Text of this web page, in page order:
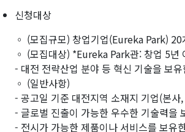
신청대상
◦ (모집규모) 창업기업(Eureka Park) 20
◦ (모집대상) *Eureka Park관: 창업 5년
- 대전 전략산업 분야 등 혁신 기술을 보
◦ (일반사항)
- 공고일 기준 대전지역 소재지 기업(본사
- 글로벌 진출이 가능한 우수한 기술력을
- 전시가 가능한 제품이나 서비스를 보유